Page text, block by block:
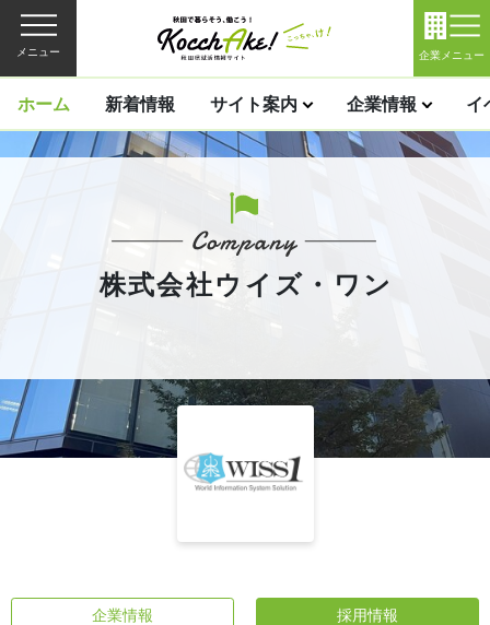
メニュー 企業メニュー
ホーム 新着情報 サイト案内 企業情報 イ
株式会社ウイズ・ワン
企業情報 採用情報